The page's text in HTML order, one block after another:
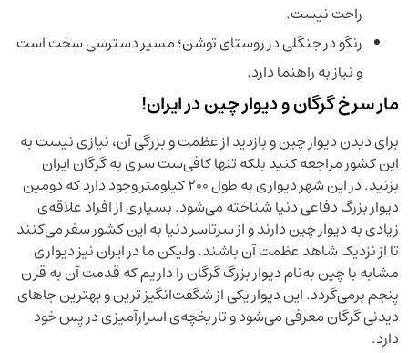
راحت نیست.
رنگو در جنگلی در روستای توشن؛ مسیر دسترسی سخت است
و نیاز به راهنما دارد.
مار سرخ گرگان و دیوار چین در ایران!
برای دیدن دیوار چین و بازدید از عظمت و بزرگی آن، نیازی نیست به
این کشور مراجعه کنید بلکه تنها کافی‌ست سری به گرگان ایران
بزنید. در این شهر دیواری به طول 200 کیلومتر وجود دارد که دومین
دیوار بزرگ دفاعی دنیا شناخته می‌شود. بسیاری از افراد علاقه‌ی
زیادی به دیوار چین دارند و از سرتاسر دنیا به این کشور سفر می‌کنند
تا از نزدیک شاهد عظمت آن باشند. ولیکن ما در ایران نیز دیواری
مشابه با چین به‌نام دیوار بزرگ گرگان را داریم که قدمت آن به قرن
پنجم برمی‌گردد. این دیوار یکی از شگفت‌انگیز ترین و بهترین جاهای
دیدنی گرگان معرفی می‌شود و تاریخچه‌ی اسرارآمیزی در پس خود
دارد.